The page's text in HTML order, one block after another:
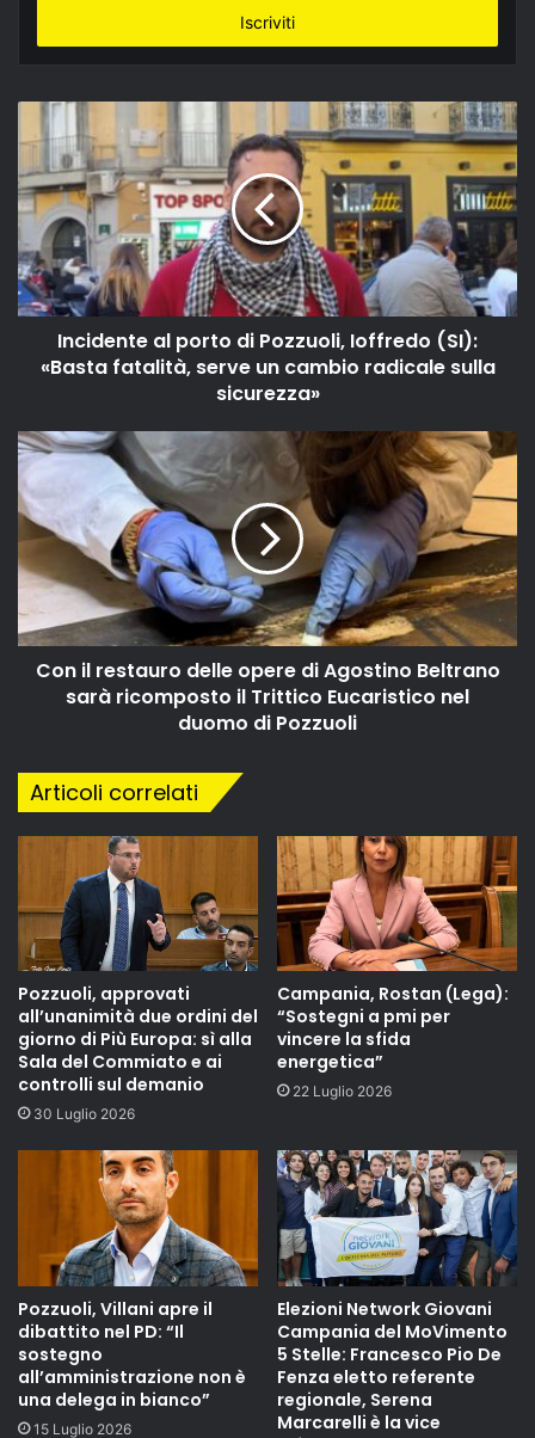
email
Incidente al porto di Pozzuoli, Ioffredo (SI):
«Basta fatalità, serve un cambio radicale sulla
sicurezza»
Con il restauro delle opere di Agostino Beltrano
sarà ricomposto il Trittico Eucaristico nel
duomo di Pozzuoli
Articoli correlati
Pozzuoli, approvati
all’unanimità due ordini del
giorno di Più Europa: sì alla
Sala del Commiato e ai
controlli sul demanio
30 Luglio 2026
Campania, Rostan (Lega):
“Sostegni a pmi per
vincere la sfida
energetica”
22 Luglio 2026
Pozzuoli, Villani apre il
dibattito nel PD: “Il
sostegno
all’amministrazione non è
una delega in bianco”
15 Luglio 2026
Elezioni Network Giovani
Campania del MoVimento
5 Stelle: Francesco Pio De
Fenza eletto referente
regionale, Serena
Marcarelli è la vice